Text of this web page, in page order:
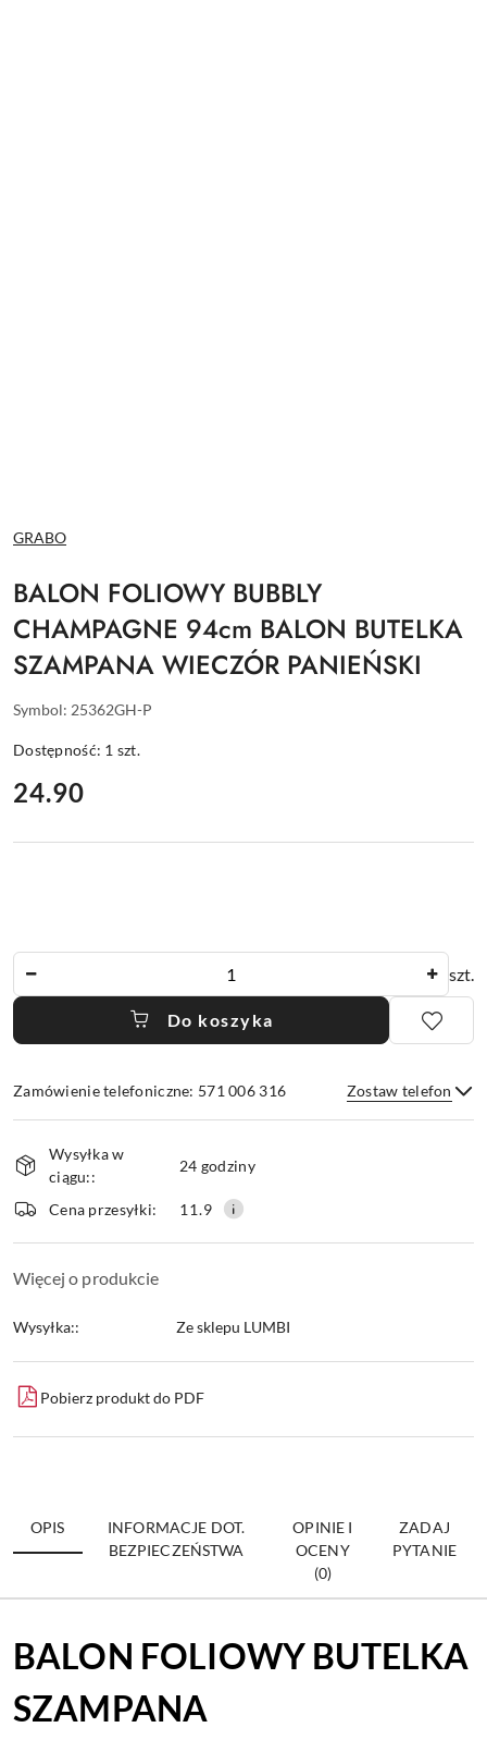
NAZWA
PRODUCENTA:
GRABO
BALON FOLIOWY BUBBLY
CHAMPAGNE 94cm BALON BUTELKA
SZAMPANA WIECZÓR PANIEŃSKI
Symbol: 25362GH-P
Dostępność: 1 szt.
cena:
24.90
szt.
Do koszyka
Zamówienie telefoniczne: 571 006 316 Zostaw telefon
i
dostawa
Wysyłka w
ciągu::
24 godziny
Cena przesyłki: 11.9
Więcej o produkcie
Wysyłka:: Ze sklepu LUMBI
Pobierz produkt do PDF
OPIS
INFORMACJE DOT.
BEZPIECZEŃSTWA
OPINIE I
OCENY
(0)
ZADAJ
PYTANIE
BALON FOLIOWY BUTELKA
SZAMPANA